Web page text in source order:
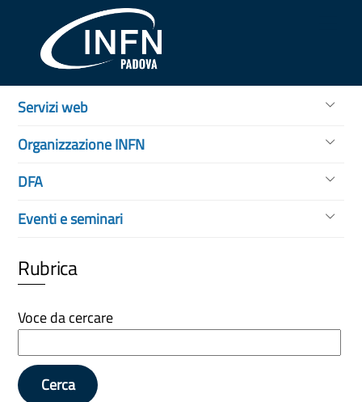
content
Servizi web
Organizzazione INFN
DFA
Eventi e seminari
Rubrica
Voce da cercare
Cerca